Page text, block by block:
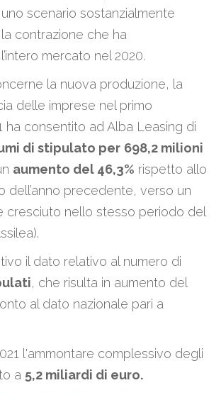
scenario sostanzialmente
contrazione che ha
mercato nel 2020.
la nuova produzione, la
delle imprese nel primo
ha consentito ad Alba Leasing di
di stipulato per 698,2 milioni
aumento del 46,3% rispetto allo
dell’anno precedente, verso un
cresciuto nello stesso periodo del
il dato relativo al numero di
, che risulta in aumento del
al dato nazionale pari a
l'ammontare complessivo degli
a 5,2 miliardi di euro.